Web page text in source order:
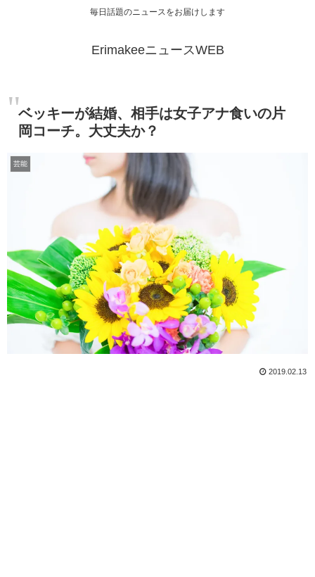
毎日話題のニュースをお届けします
ErimakeeニュースWEB
ベッキーが結婚、相手は女子アナ食いの片
岡コーチ。大丈夫か？
芸能
2019.02.13